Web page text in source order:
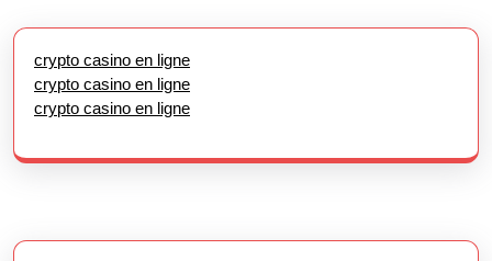
crypto casino en ligne
crypto casino en ligne
crypto casino en ligne